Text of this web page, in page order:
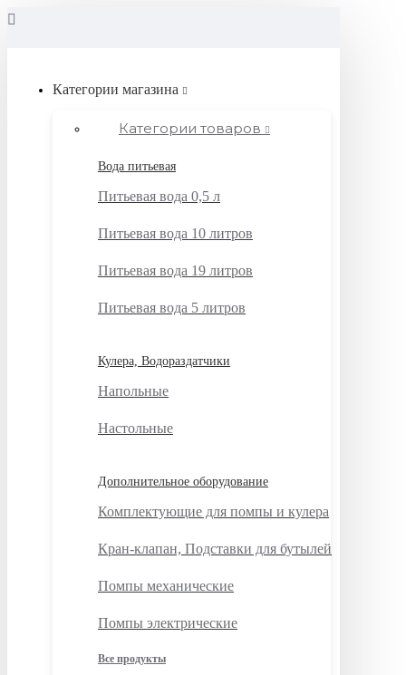
Категории магазина
Категории товаров
Вода питьевая
Питьевая вода 0,5 л
Питьевая вода 10 литров
Питьевая вода 19 литров
Питьевая вода 5 литров
Кулера, Водораздатчики
Напольные
Настольные
Дополнительное оборудование
Комплектующие для помпы и кулера
Кран-клапан, Подставки для бутылей
Помпы механические
Помпы электрические
Все продукты